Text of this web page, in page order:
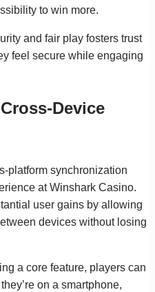
to win more.
and fair play fosters trust
feel secure while engaging
Device
platform synchronization
at Winshark Casino.
user gains by allowing
devices without losing
a core feature, players can
on a smartphone,